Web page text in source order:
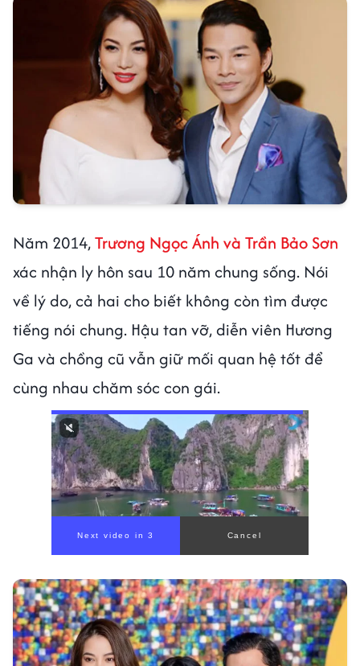
Năm 2014,Trương Ngọc Ánh và Trần Bảo Sơn
xác nhận ly hôn sau 10 năm chung sống. Nói
về lý do, cả hai cho biết không còn tìm được
tiếng nói chung. Hậu tan vỡ, diễn viên Hương
Ga và chồng cũ vẫn giữ mối quan hệ tốt để
cùng nhau chăm sóc con gái.